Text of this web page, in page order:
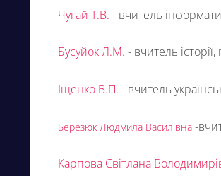
Чугай Т.В. - вчитель
Бусуйок Л.М. - вчитель
Іщенко В.П. - вчитель
Березюк Людмила Василівна -
Карпова Світлана